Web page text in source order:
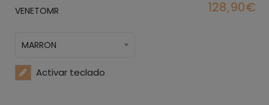
VENETOMR
128,90€
MARRON
Activar teclado